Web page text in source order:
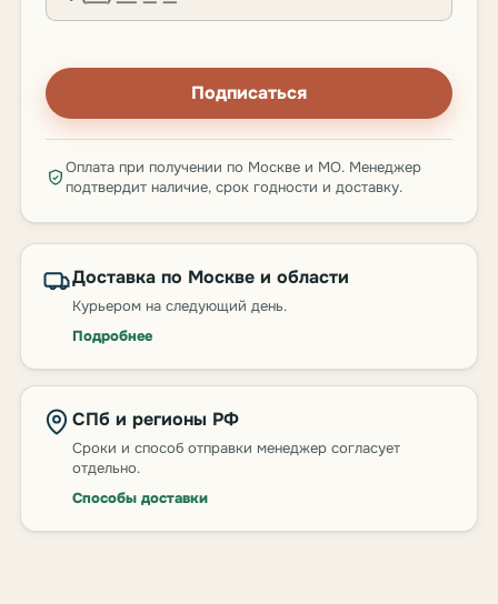
Подписаться
Оплата при получении по Москве и МО. Менеджер
подтвердит наличие, срок годности и доставку.
Доставка по Москве и области
Курьером на следующий день.
Подробнее
СПб и регионы РФ
Сроки и способ отправки менеджер согласует
отдельно.
Способы доставки